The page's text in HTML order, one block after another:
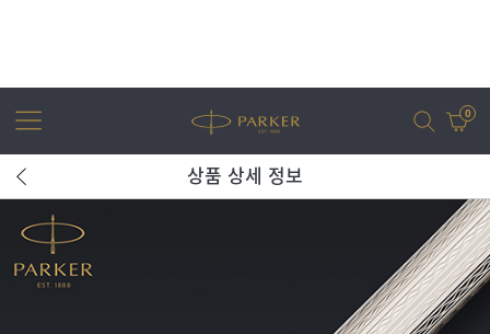
0
조터
상품 상세 정보